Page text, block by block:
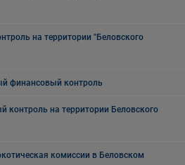
на территории "Беловского
финансовый контроль
контроль на территории Беловского
комиссии в Беловском